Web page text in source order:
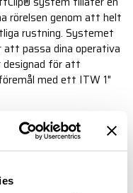
rörelsen genom att helt
rustning. Systemet
passa dina operativa
designad för att
med ett ITW 1"